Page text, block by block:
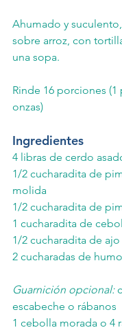
Ahumado y
sobre arroz, con
una sopa.
Rinde 16 porciones
onzas)
Ingredientes
4 libras de cerdo
1/2 cucharadita de
molida
1/2 cucharadita de
1 cucharadita de
1/2 cucharadita de
2 cucharadas de
Guarnición opcional:
escabeche o rábanos
1 cebolla morada o 4